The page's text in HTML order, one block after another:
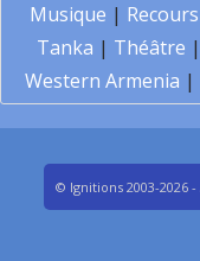
Musique |
Tanka | Théâtre |
Western Armenia |
© Ignitions 2003-2026